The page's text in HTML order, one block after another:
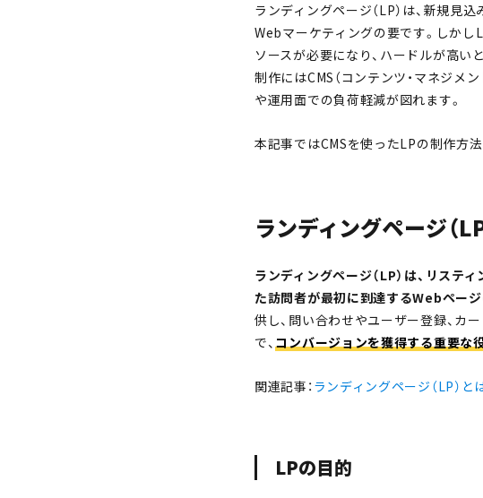
ランディングページ（LP）は、新規見
Webマーケティングの要です。しかし
ソースが必要になり、ハードルが高い
制作にはCMS（コンテンツ・マネジメ
や運用面での負荷軽減が図れます。
本記事ではCMSを使ったLPの制作方
ランディングページ（
ランディングページ（LP）は、リステ
た訪問者が最初に到達するWebページ
供し、問い合わせやユーザー登録、カ
で、コンバージョンを獲得する重要な
関連記事：ランディングページ（LP）と
LPの目的